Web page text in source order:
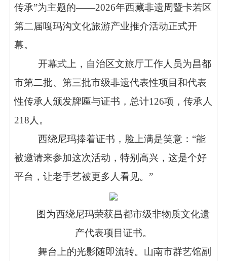
传承”为主题的——2026年西藏非遗周暨卡若区
第二届嘎玛沟文化旅游产业推介活动正式开
幕。
开幕式上，自治区文旅厅工作人员为昌都
市第二批、第三批市级非遗代表性项目和代表
性传承人颁发牌匾与证书，总计126项，传承人
218人。
西绕尼玛捧着证书，脸上满是笑意：“能
被邀请来参加这次活动，特别高兴，这是个好
平台，让老手艺被更多人看见。”
图为西绕尼玛荣获昌都市级非物质文化遗
产代表项目证书。
舞台上的光影随即流转。山南市群艺馆副